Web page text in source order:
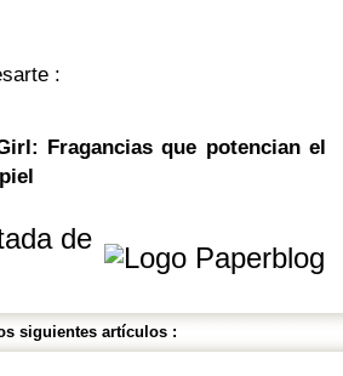
:
Fragancias que potencian el
de
siguientes artículos :